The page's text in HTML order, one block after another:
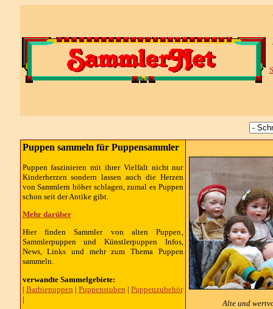
Puppen sammeln für Puppensammler
Puppen faszinieren mit ihrer Vielfalt nicht nur
Kinderherzen sondern lassen auch die Herzen
von Sammlern höher schlagen, zumal es Puppen
schon seit der Antike gibt.
Mehr darüber
Hier finden Sammler von alten Puppen,
Sammlerpuppen und Künstlerpuppen Infos,
News, Links und mehr zum Thema Puppen
sammeln.
verwandte Sammelgebiete:
| Barbiepuppen | Puppenstuben | Puppenzubehör
|
Alte und